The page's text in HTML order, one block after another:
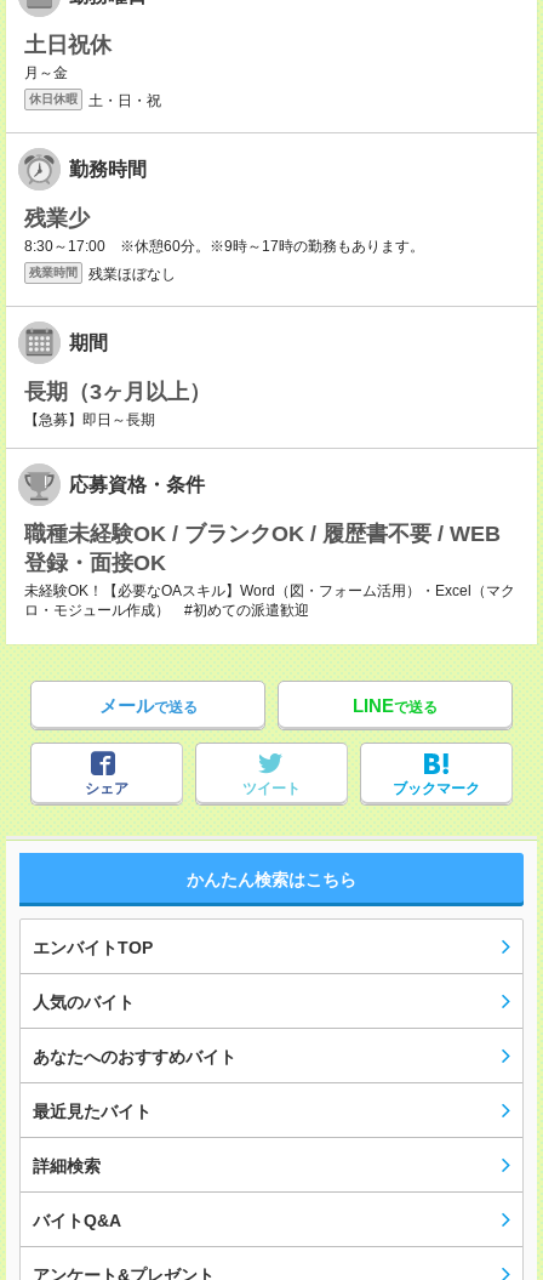
土日祝休
月～金
休日休暇 土・日・祝
勤務時間
残業少
8:30～17:00 ※休憩60分。※9時～17時の勤務もあります。
残業時間 残業ほぼなし
期間
長期（3ヶ月以上）
【急募】即日～長期
応募資格・条件
職種未経験OK / ブランクOK / 履歴書不要 / WEB
登録・面接OK
未経験OK！【必要なOAスキル】Word（図・フォーム活用）・Excel（マク
ロ・モジュール作成） #初めての派遣歓迎
メールで送る LINEで送る
シェア ツイート ブックマーク
かんたん検索はこちら
エンバイトTOP
人気のバイト
あなたへのおすすめバイト
最近見たバイト
詳細検索
バイトQ&A
アンケート&プレゼント